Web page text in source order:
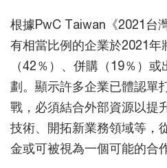
根據PwC Taiwan《2021台
有相當比例的企業於2021年
（42％）、併購（19％）
劃。顯示許多企業已體認單
戰，必須結合外部資源以提
技術、開拓新業務領域等，
金或可被視為一個可能的合